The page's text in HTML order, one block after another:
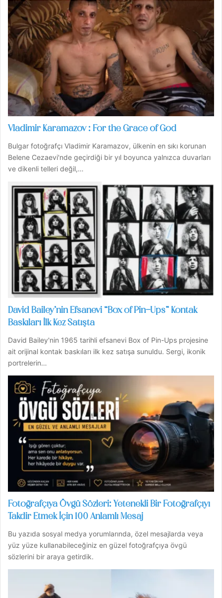
Vladimir Karamazov : For the Grace of God
Bulgar fotoğrafçı Vladimir Karamazov, ülkenin en sıkı korunan
Belene Cezaevi'nde geçirdiği bir yıl boyunca yalnızca duvarları
ve dikenli telleri değil,…
David Bailey’nin Efsanevi “Box of Pin-Ups” Kontak
Baskıları İlk Kez Satışta
David Bailey'nin 1965 tarihli efsanevi Box of Pin-Ups projesine
ait orijinal kontak baskıları ilk kez satışa sunuldu. Sergi, ikonik
portrelerin…
Fotoğrafçıya Övgü Sözleri: Yetenekli Bir Fotoğrafçıyı
Takdir Etmek İçin 100 Anlamlı Mesaj
Bu yazıda sosyal medya yorumlarında, özel mesajlarda veya
yüz yüze kullanabileceğiniz en güzel fotoğrafçıya övgü
sözlerini bir araya getirdik.